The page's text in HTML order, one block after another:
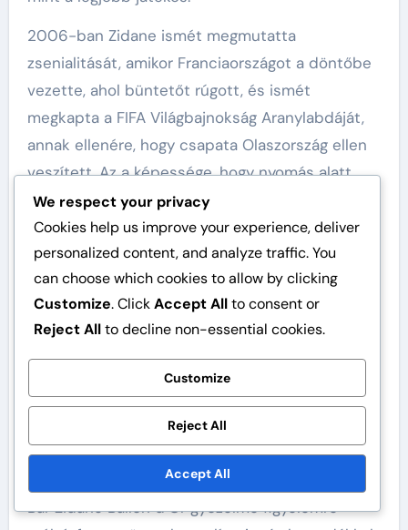
2006-ban Zidane ismét megmutatta
zsenialitását, amikor Franciaországot a döntőbe
vezette, ahol büntetőt rúgott, és ismét
megkapta a FIFA Világbajnokság Aranylabdáját,
annak ellenére, hogy csapata Olaszország ellen
veszített. Az a képessége, hogy nyomás alatt
teljesít, kiemeli örökségét a világbajnokság
történetében.
Ballon d’Or eredmények
Zidane 1998-ban megnyerte a rangos Ballon
d’Or-t, elismerve őt a világ legjobb játékosaként
abban az évben. Ez az elismerés a klub- és a
nemzetközi versenyeken nyújtott kiemelkedő
teljesítményei után érkezett. Képességeinek,
látásmódjának és vezetői kvalitásainak egyedi
keveréke megkülönböztette őt társaitól.
Bár Zidane Ballon d’Or győzelme figyelemre
We respect your privacy
Cookies help us improve your experience, deliver
personalized content, and analyze traffic. You
can choose which cookies to allow by clicking
Customize. ClickAccept Allto consent or
Reject Allto decline non-essential cookies.
Customize
Reject All
Accept All